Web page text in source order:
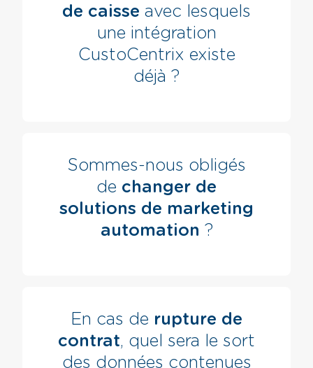
de caisse avec lesquels
une intégration
CustoCentrix existe
déjà ?
Sommes-nous obligés
de changer de
solutions de marketing
automation ?
En cas de rupture de
contrat, quel sera le sort
des données contenues